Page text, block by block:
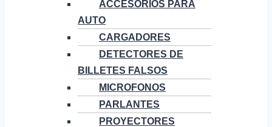
ACCESORIOS PARA
AUTO
CARGADORES
DETECTORES DE
BILLETES FALSOS
MICROFONOS
PARLANTES
PROYECTORES